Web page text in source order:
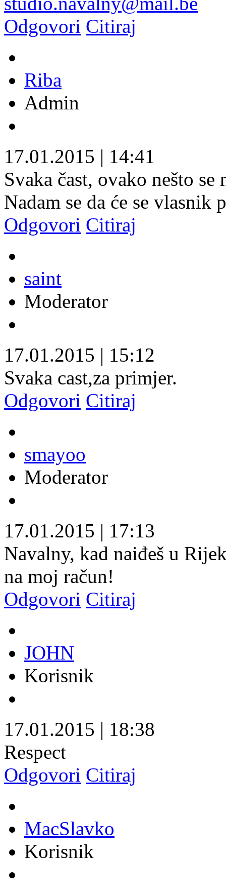
Odgovori Citiraj
Riba
Admin
17.01.2015 | 14:41
Svaka čast, ovako nešto
Nadam se da će se vlasnik
Odgovori Citiraj
saint
Moderator
17.01.2015 | 15:12
Svaka cast,za primjer.
Odgovori Citiraj
smayoo
Moderator
17.01.2015 | 17:13
Navalny, kad naiđeš u
na moj račun!
Odgovori Citiraj
JOHN
Korisnik
17.01.2015 | 18:38
Respect
Odgovori Citiraj
MacSlavko
Korisnik